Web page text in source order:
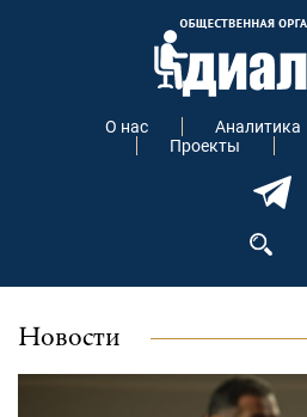
О нас Аналитика
Проекты
Новости